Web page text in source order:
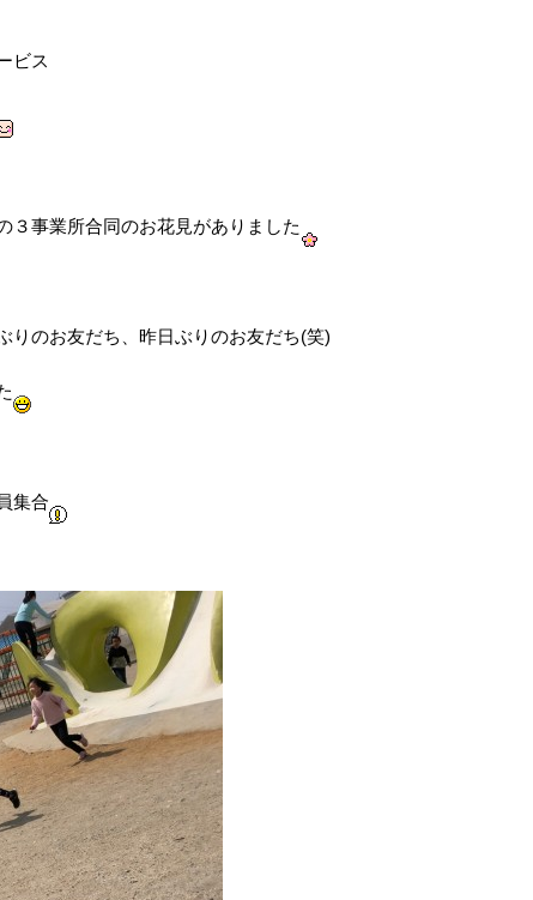
ビス
３事業所合同のお花見がありました
りのお友だち、昨日ぶりのお友だち(笑)
集合